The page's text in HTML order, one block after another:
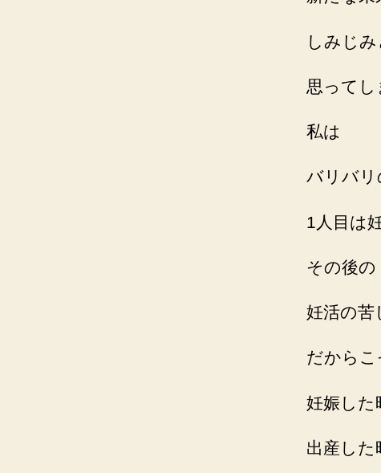
しみじみ
思ってし
私は
バリバリ
1人目は
その後の
妊活の苦
だからこ
妊娠した
出産した